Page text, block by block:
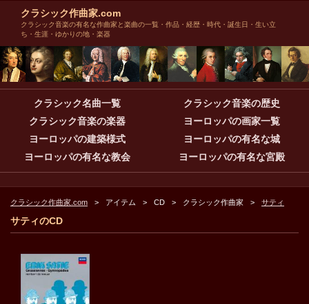
クラシック作曲家.com
クラシック音楽の有名な作曲家と楽曲の一覧・作品・経歴・時代・誕生日・生い立
ち・生涯・ゆかりの地・楽器
クラシック名曲一覧
クラシック音楽の歴史
クラシック音楽の楽器
ヨーロッパの画家一覧
ヨーロッパの建築様式
ヨーロッパの有名な城
ヨーロッパの有名な教会
ヨーロッパの有名な宮殿
クラシック作曲家.com アイテム CD クラシック作曲家 サティ
サティのCD